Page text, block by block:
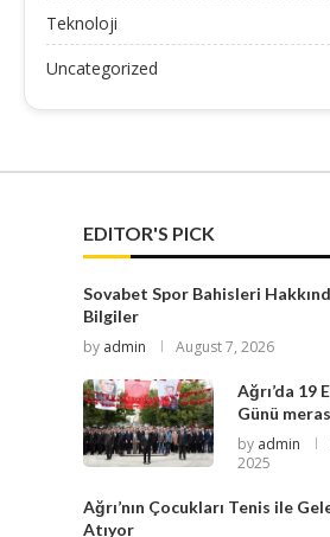
Teknoloji
Uncategorized
EDITOR'S PICK
Sovabet Spor Bahisleri
Bilgiler
by admin August 7, 2026
Ağrı’da 19
Günü
by admin
2025
Ağrı’nın Çocukları Tenis ile
Atıyor